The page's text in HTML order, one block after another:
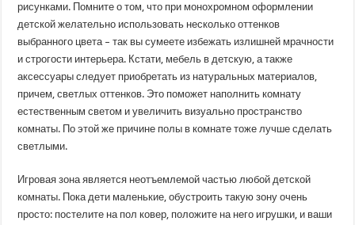
рисунками. Помните о том, что при монохромном оформлении
детской желательно использовать несколько оттенков
выбранного цвета – так вы сумеете избежать излишней мрачности
и строгости интерьера. Кстати, мебель в детскую, а также
аксессуары следует приобретать из натуральных материалов,
причем, светлых оттенков. Это поможет наполнить комнату
естественным светом и увеличить визуально пространство
комнаты. По этой же причине полы в комнате тоже лучше сделать
светлыми.
Игровая зона является неотъемлемой частью любой детской
комнаты. Пока дети маленькие, обустроить такую зону очень
просто: постелите на пол ковер, положите на него игрушки, и ваши